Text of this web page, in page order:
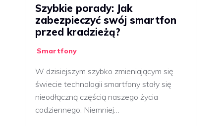
Szybkie porady: Jak
zabezpieczyć swój smartfon
przed kradzieżą?
Smartfony
W dzisiejszym szybko zmieniającym się
świecie technologii smartfony stały się
nieodłączną częścią naszego życia
codziennego. Niemniej…